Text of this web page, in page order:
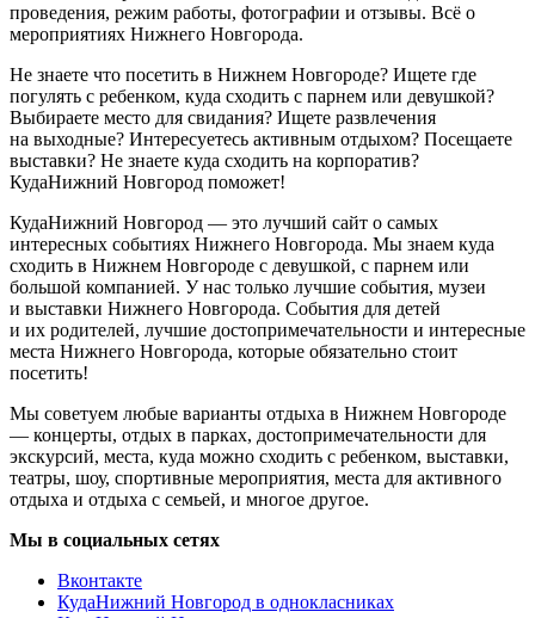
проведения, режим работы, фотографии и отзывы. Всё о
мероприятиях Нижнего Новгорода.
Не знаете что посетить в Нижнем Новгороде? Ищете где
погулять с ребенком, куда сходить с парнем или девушкой?
Выбираете место для свидания? Ищете развлечения
на выходные? Интересуетесь активным отдыхом? Посещаете
выставки? Не знаете куда сходить на корпоратив?
КудаНижний Новгород поможет!
КудаНижний Новгород — это лучший сайт о самых
интересных событиях Нижнего Новгорода. Мы знаем куда
сходить в Нижнем Новгороде с девушкой, с парнем или
большой компанией. У нас только лучшие события, музеи
и выставки Нижнего Новгорода. События для детей
и их родителей, лучшие достопримечательности и интересные
места Нижнего Новгорода, которые обязательно стоит
посетить!
Мы советуем любые варианты отдыха в Нижнем Новгороде
— концерты, отдых в парках, достопримечательности для
экскурсий, места, куда можно сходить с ребенком, выставки,
театры, шоу, спортивные мероприятия, места для активного
отдыха и отдыха с семьей, и многое другое.
Мы в социальных сетях
Вконтакте
КудаНижний Новгород в однокласниках